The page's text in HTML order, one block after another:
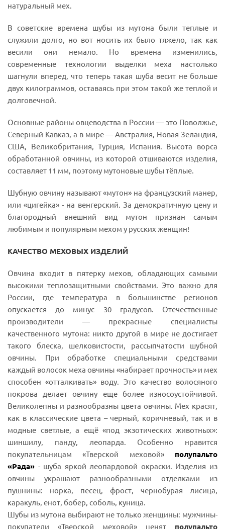
натуральный мех.
В советские времена шубы из мутона были теплые и
служили долго, но вот носить их было тяжело, так как
весили они немало. Но времена изменились,
современные технологии выделки меха настолько
шагнули вперед, что теперь такая шуба весит не больше
двух килограммов, оставаясь при этом такой же теплой и
долговечной.
Основные районы овцеводства в России — это Поволжье,
Северный Кавказ, а в мире — Австралия, Новая Зеландия,
США, Великобритания, Турция, Испания. Высота ворса
обработанной овчины, из которой отшиваются изделия,
составляет 11 мм, поэтому мутоновые шубы тёплые.
Шубную овчину называют «мутон» на французский манер,
или «цигейка» - на венгерский. За демократичную цену и
благородный внешний вид мутон признан самым
любимым и популярным мехом у русских женщин!
КАЧЕСТВО МЕХОВЫХ ИЗДЕЛИЙ
Овчина входит в пятерку мехов, обладающих самыми
высокими теплозащитными свойствами. Это важно для
России, где температура в большинстве регионов
опускается до минус 30 градусов. Отечественные
производители — прекрасные специалисты
качественного мутона: никто другой в мире не достигает
такого блеска, шелковистости, рассыпчатости шубной
овчины. При обработке специальными средствами
каждый волосок меха овчины «набирает прочность» и мех
способен «отталкивать» воду. Это качество волосяного
покрова делает овчину еще более износоустойчивой.
Великолепны и разнообразны цвета овчины. Мех красят,
как в классические цвета – черный, коричневый, так и в
модные светлые, а ещё «под экзотических животных»:
шиншилу, панду, леопарда. Особенно нравится
покупательницам «Тверской меховой» полупальто
«Рада» - шуба яркой леопардовой окраски. Изделия из
овчины украшают разнообразными отделками из
пушнины: норка, песец, фрост, чернобурая лисица,
каракуль, енот, бобер, соболь, куница.
Шубы из мутона выбирают не только женщины: мужчины-
покупатели «Тверской меховой» ценят полупальто